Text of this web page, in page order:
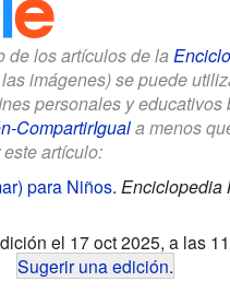
de los artículos de la
imágenes) se puede
personales y educativos
CompartirIguala menos
artículo:
para Niños. Enciclopedia
el 17 oct 2025, a las
Sugerir una edición.